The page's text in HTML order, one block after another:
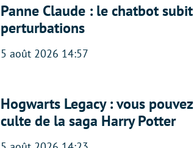
Panne Claude : le chatbot
perturbations
5 août 2026 14:57
Hogwarts Legacy : vous
culte de la saga Harry Potter